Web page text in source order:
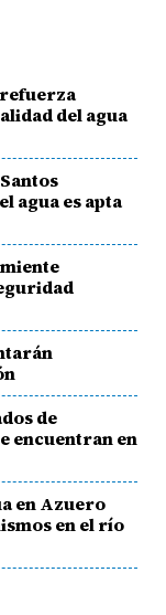
del agua
agua es apta
de
encuentran en
en Azuero
en el río